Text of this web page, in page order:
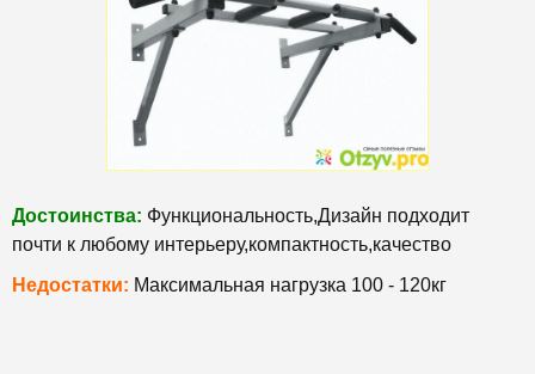
Достоинства: Функциональность,Дизайн подходит
почти к любому интерьеру,компактность,качество
Недостатки: Максимальная нагрузка 100 - 120кг